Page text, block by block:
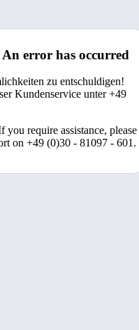
error has occurred
zu entschuldigen!
Kundenservice unter +49
require assistance, please
on +49 (0)30 - 81097 - 601.